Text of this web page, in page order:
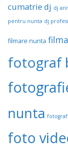
cumatrie dj dj
pentru nunta dj
filmare nunta
fotograf
nunta
foto